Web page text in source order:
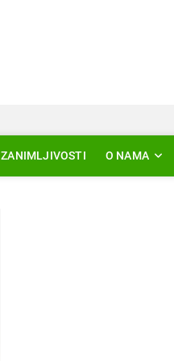
ZANIMLJIVOSTI O NAMA